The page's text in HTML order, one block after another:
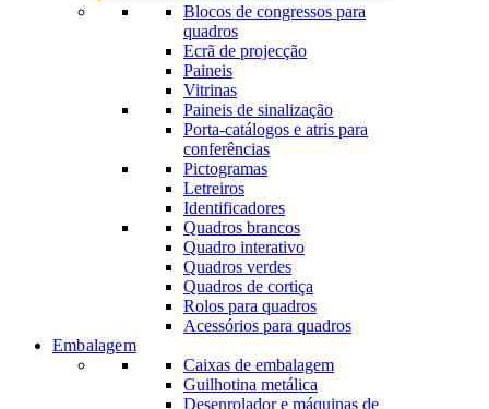
Blocos de congressos para
quadros
Ecrã de projecção
Paineis
Vitrinas
Paineis de sinalização
Porta-catálogos e atris para
conferências
Pictogramas
Letreiros
Identificadores
Quadros brancos
Quadro interativo
Quadros verdes
Quadros de cortiça
Rolos para quadros
Acessórios para quadros
Embalagem
Caixas de embalagem
Guilhotina metálica
Desenrolador e máquinas de